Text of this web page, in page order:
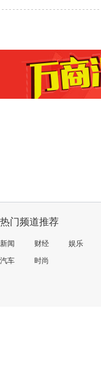
热门频道推荐
新闻 财经 娱乐
汽车
时尚